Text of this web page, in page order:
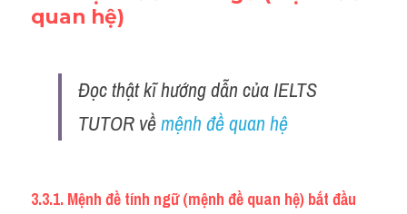
quan hệ)
Đọc thật kĩ hướng dẫn của IELTS
TUTOR về mệnh đề quan hệ
3.3.1. Mệnh đề tính ngữ (mệnh đề quan hệ) bắt đầu